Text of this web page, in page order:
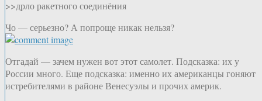
>>дрло ракетного соединёния
Чо — серьезно? А попроще никак нельзя?
Отгадай — зачем нужен вот этот самолет. Подсказка: их у
России много. Еще подсказка: именно их американцы гоняют
истребителями в районе Венесуэлы и прочих америк.